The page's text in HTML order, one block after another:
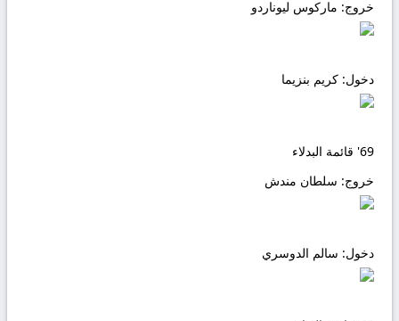
خروج: ماركوس ليوناردو
دخول: كريم بنزيما
69' قائمة البدلاء
خروج: سلطان مندش
دخول: سالم الدوسري